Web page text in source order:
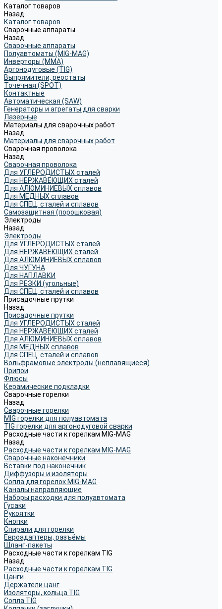
Каталог товаров
Назад
Каталог товаров
Сварочные аппараты
Назад
Сварочные аппараты
Полуавтоматы (MIG-MAG)
Инверторы (MMA)
Аргонодуговые (TIG)
Выпрямители, реостаты
Точечная (SPOT)
Контактные
Автоматическая (SAW)
Генераторы и агрегаты для сварки
Лазерные
Материалы для сварочных работ
Назад
Материалы для сварочных работ
Сварочная проволока
Назад
Сварочная проволока
Для УГЛЕРОДИСТЫХ сталей
Для НЕРЖАВЕЮЩИХ сталей
Для АЛЮМИНИЕВЫХ сплавов
Для МЕДНЫХ сплавов
Для СПЕЦ. сталей и сплавов
Самозащитная (порошковая)
Электроды
Назад
Электроды
Для УГЛЕРОДИСТЫХ сталей
Для НЕРЖАВЕЮЩИХ сталей
Для АЛЮМИНИЕВЫХ сплавов
Для ЧУГУНА
Для НАПЛАВКИ
Для РЕЗКИ (угольные)
Для СПЕЦ. сталей и сплавов
Присадочные прутки
Назад
Присадочные прутки
Для УГЛЕРОДИСТЫХ сталей
Для НЕРЖАВЕЮЩИХ сталей
Для АЛЮМИНИЕВЫХ сплавов
Для МЕДНЫХ сплавов
Для СПЕЦ. сталей и сплавов
Вольфрамовые электроды (неплавящиеся)
Припои
Флюсы
Керамические подкладки
Сварочные горелки
Назад
Сварочные горелки
MIG горелки для полуавтомата
TIG горелки для аргонодуговой сварки
Расходные части к горелкам MIG-MAG
Назад
Расходные части к горелкам MIG-MAG
Сварочные наконечники
Вставки под наконечник
Диффузоры и изоляторы
Сопла для горелок MIG-MAG
Каналы направляющие
Наборы расходки для полуавтомата
Гусаки
Рукоятки
Кнопки
Спирали для горелки
Евроадаптеры, разъёмы
Шланг-пакеты
Расходные части к горелкам TIG
Назад
Расходные части к горелкам TIG
Цанги
Держатели цанг
Изоляторы, кольца TIG
Сопла TIG